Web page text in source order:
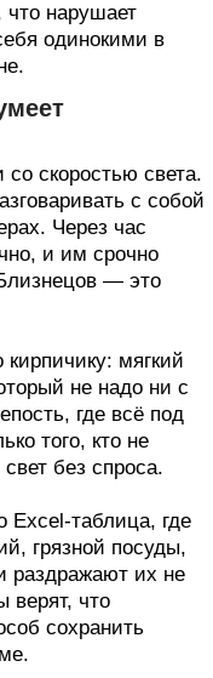
что нарушает
одинокими в
скоростью света.
с собой
Через час
и им срочно
— это
мягкий
не надо ни с
где всё под
того, кто не
без спроса.
таблица, где
грязной посуды,
раздражают их не
верят, что
сохранить